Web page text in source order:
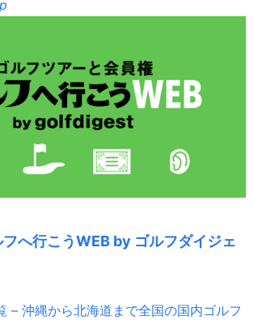
フへ行こうWEB by ゴルフダイジェ
– 沖縄から北海道まで全国の国内ゴルフ